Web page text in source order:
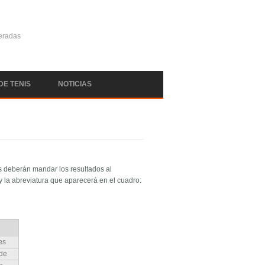
TENIS NOTICIAS
mandar los resultados al
abreviatura que aparecerá en el cuadro: